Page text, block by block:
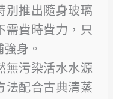
別推出隨身玻璃
需費時費力，只
身。
無污染活水水源
法配合古典清蒸